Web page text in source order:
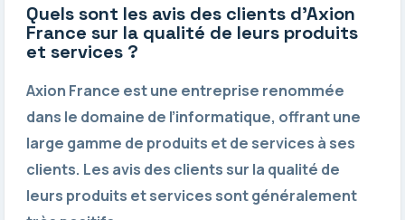
Quels sont les avis des clients d’Axion
France sur la qualité de leurs produits
et services ?
Axion France est une entreprise renommée
dans le domaine de l’informatique, offrant une
large gamme de produits et de services à ses
clients. Les avis des clients sur la qualité de
leurs produits et services sont généralement